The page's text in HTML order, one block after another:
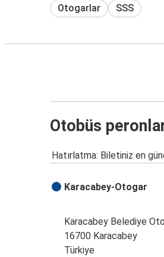
Otogarlar SSS
Otobüs
Hatırlatma: Biletiniz en
Karacabey-Otogar
Karacabey Belediye
16700 Karacabey
Türkiye